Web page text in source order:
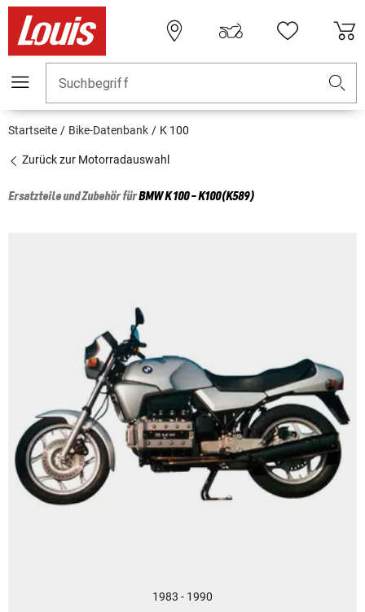
Suchbegriff
Startseite Bike-Datenbank K 100
Zurück zur Motorradauswahl
Ersatzteile und Zubehör fürBMWK 100 - K100(K589)
1983 - 1990